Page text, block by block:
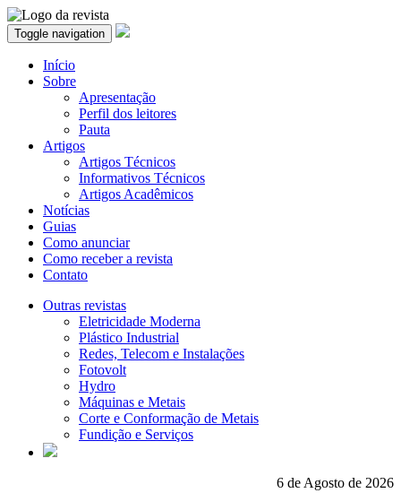
Toggle navigation
Início
Sobre
Apresentação
Perfil dos leitores
Pauta
Artigos
Artigos Técnicos
Informativos Técnicos
Artigos Acadêmicos
Notícias
Guias
Como anunciar
Como receber a revista
Contato
Outras revistas
Eletricidade Moderna
Plástico Industrial
Redes, Telecom e Instalações
Fotovolt
Hydro
Máquinas e Metais
Corte e Conformação de Metais
Fundição e Serviços
6 de Agosto de 2026